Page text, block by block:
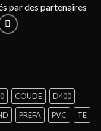
par des partenaires
COUDE
D400
PREFA PVC TE